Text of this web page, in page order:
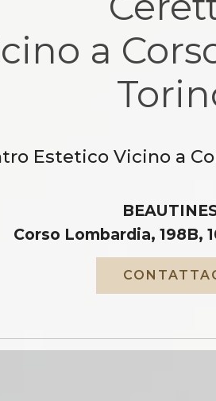
a
Estetico Vicino a
Corso Lombardia, 198B,